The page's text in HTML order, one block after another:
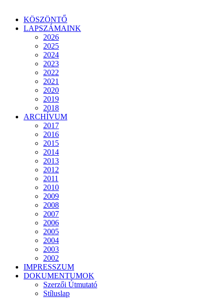
KÖSZÖNTŐ
LAPSZÁMAINK
2026
2025
2024
2023
2022
2021
2020
2019
2018
ARCHÍVUM
2017
2016
2015
2014
2013
2012
2011
2010
2009
2008
2007
2006
2005
2004
2003
2002
IMPRESSZUM
DOKUMENTUMOK
Szerzői Útmutató
Stíluslap